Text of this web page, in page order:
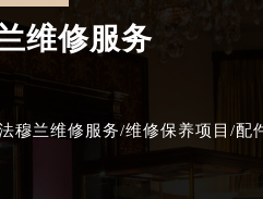
维修服务
兰维修服务/维修保养项目/配